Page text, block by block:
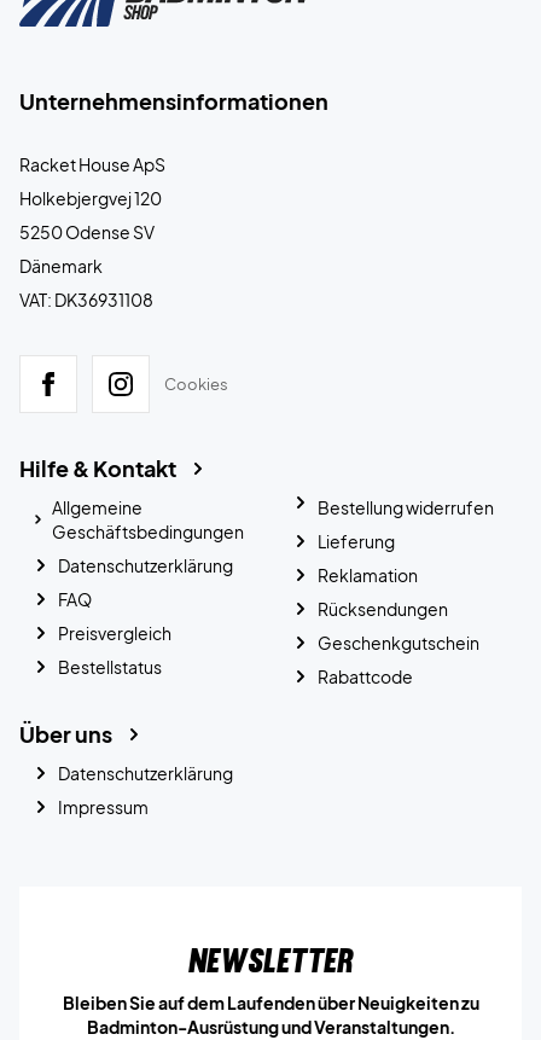
Unternehmensinformationen
Racket House ApS
Holkebjergvej 120
5250 Odense SV
Dänemark
VAT: DK36931108
Cookies
Hilfe & Kontakt
Allgemeine
Geschäftsbedingungen
Datenschutzerklärung
FAQ
Preisvergleich
Bestellstatus
Bestellung widerrufen
Lieferung
Reklamation
Rücksendungen
Geschenkgutschein
Rabattcode
Über uns
Datenschutzerklärung
Impressum
Newsletter
Bleiben Sie auf dem Laufenden über Neuigkeiten zu
Badminton-Ausrüstung und Veranstaltungen.